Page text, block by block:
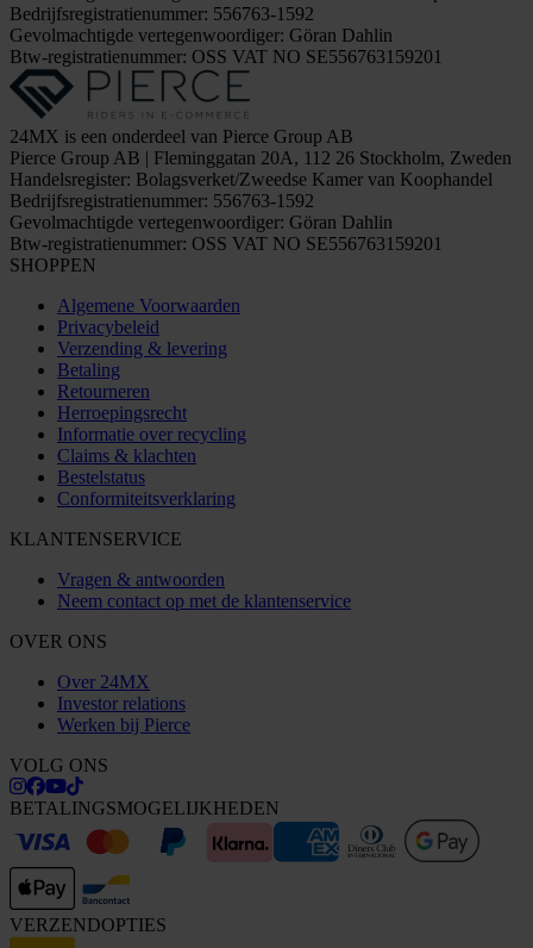
Bedrijfsregistratienummer: 556763-1592
Gevolmachtigde vertegenwoordiger: Göran Dahlin
Btw-registratienummer: OSS VAT NO SE556763159201
24MX is een onderdeel van Pierce Group AB
Pierce Group AB | Fleminggatan 20A, 112 26 Stockholm, Zweden
Handelsregister: Bolagsverket/Zweedse Kamer van Koophandel
Bedrijfsregistratienummer: 556763-1592
Gevolmachtigde vertegenwoordiger: Göran Dahlin
Btw-registratienummer: OSS VAT NO SE556763159201
SHOPPEN
Algemene Voorwaarden
Privacybeleid
Verzending & levering
Betaling
Retourneren
Herroepingsrecht
Informatie over recycling
Claims & klachten
Bestelstatus
Conformiteitsverklaring
KLANTENSERVICE
Vragen & antwoorden
Neem contact op met de klantenservice
OVER ONS
Over 24MX
Investor relations
Werken bij Pierce
VOLG ONS
BETALINGSMOGELIJKHEDEN
VERZENDOPTIES